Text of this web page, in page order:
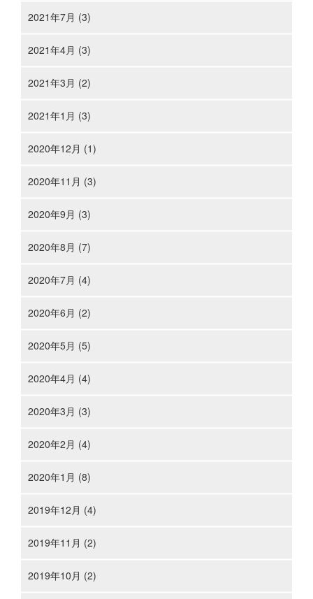
2021年7月 (3)
2021年4月 (3)
2021年3月 (2)
2021年1月 (3)
2020年12月 (1)
2020年11月 (3)
2020年9月 (3)
2020年8月 (7)
2020年7月 (4)
2020年6月 (2)
2020年5月 (5)
2020年4月 (4)
2020年3月 (3)
2020年2月 (4)
2020年1月 (8)
2019年12月 (4)
2019年11月 (2)
2019年10月 (2)